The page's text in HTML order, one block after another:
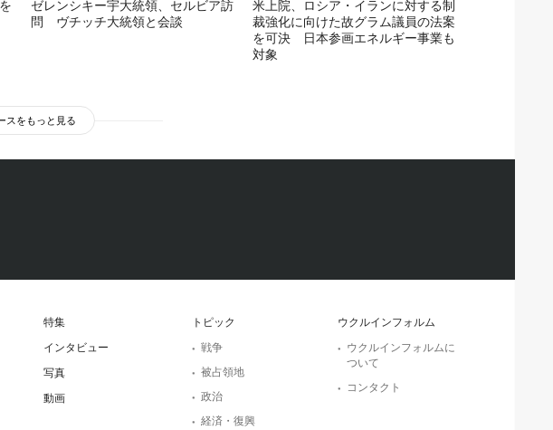
ゼレンシキー宇大統領、セルビア訪
問 ヴチッチ大統領と会談
米上院、ロシア・イランに対する制
裁強化に向けた故グラム議員の法案
を可決 日本参画エネルギー事業も
対象
スをもっと見る
トピック
戦争
被占領地
政治
経済・復興
ウクルインフォルム
ウクルインフォルムに
ついて
コンタクト
特集
インタビュー
写真
動画